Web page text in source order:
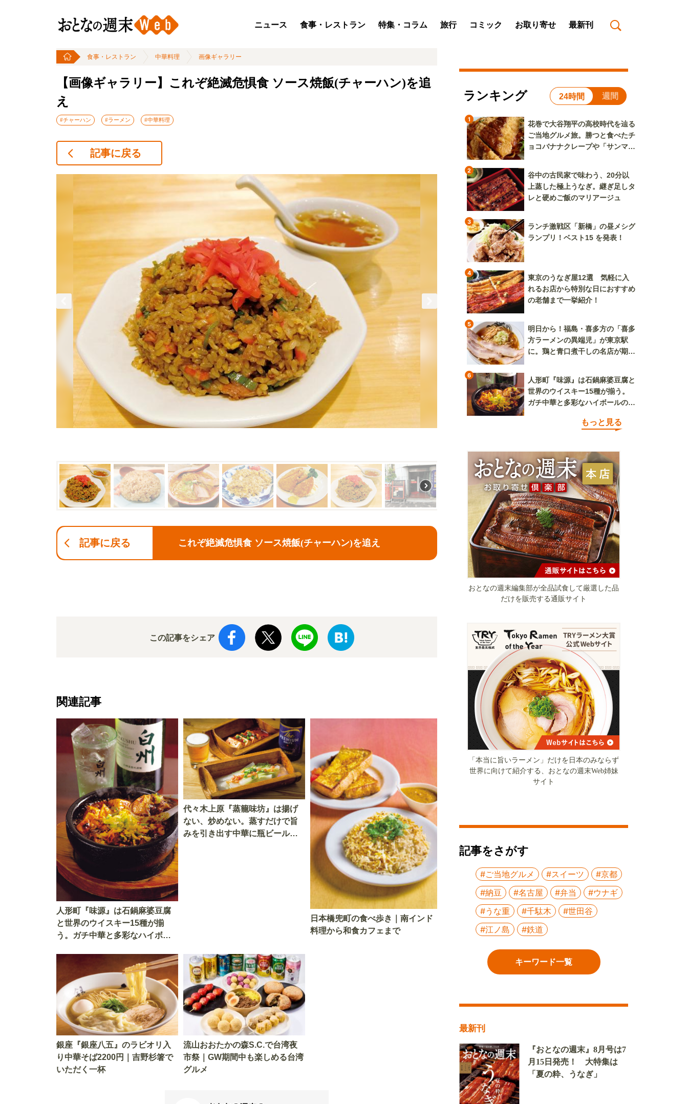
ニュース 食事・レストラン 特集・コラム 旅行 コミック お取り寄せ 最新刊
食事・レストラン 中華料理 画像ギャラリー
【画像ギャラリー】これぞ絶滅危惧食 ソース焼飯(チャーハン)を追
え
#チャーハン #ラーメン #中華料理
記事に戻る
記事に戻る これぞ絶滅危惧食 ソース焼飯(チャーハン)を追え
この記事をシェア
関連記事
人形町『味源』は石鍋麻婆豆腐
と世界のウイスキー15種が揃
う。ガチ中華と多彩なハイボー
代々木上原『蒸籠味坊』は揚げ
ない、炒めない。蒸すだけで旨
みを引き出す中華に瓶ビールが
日本橋兜町の食べ歩き｜南インド
料理から和食カフェまで
銀座『銀座八五』のラビオリ入
り中華そば2200円｜吉野杉箸で
いただく一杯
流山おおたかの森S.C.で台湾夜
市祭｜GW期間中も楽しめる台湾
グルメ
ランキング 24時間 週間
1
花巻で大谷翔平の高校時代を辿る
ご当地グルメ旅。勝つと食べたチ
ョコバナナクレープや「サンマー
2
谷中の古民家で味わう、20分以
上蒸した極上うなぎ。継ぎ足しタ
レと硬めご飯のマリアージュ
3
ランチ激戦区「新橋」の昼メシグ
ランプリ！ベスト15 を発表！
4
東京のうなぎ屋12選 気軽に入
れるお店から特別な日におすすめ
の老舗まで一挙紹介！
5
明日から！福島・喜多方の「喜多
方ラーメンの異端児」が東京駅
に。鶏と青口煮干しの名店が期間
6
人形町『味源』は石鍋麻婆豆腐と
世界のウイスキー15種が揃う。
ガチ中華と多彩なハイボールの組
もっと見る
おとなの週末編集部が全品試食して厳選した品
だけを販売する通販サイト
「本当に旨いラーメン」だけを日本のみならず
世界に向けて紹介する、おとなの週末Web姉妹
サイト
記事をさがす
#ご当地グルメ #スイーツ
#京都
#納豆
#名古屋 #弁当
#ウナギ
#うな重
#千駄木
#世田谷
#江ノ島
#鉄道
キーワード一覧
最新刊
『おとなの週末』8月号は7
月15日発売！ 大特集は
「夏の粋、うなぎ」